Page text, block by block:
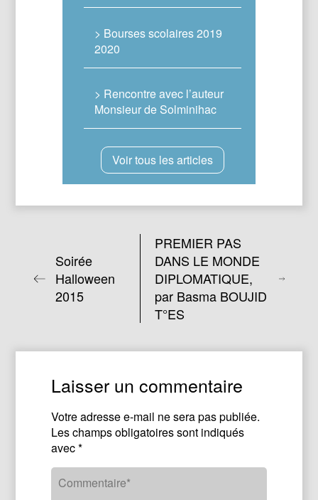
> Bourses scolaires 2019
2020
> Rencontre avec l’auteur
Monsieur de Solminihac
Voir tous les articles
Soirée
Halloween
2015
PREMIER PAS
DANS LE MONDE
DIPLOMATIQUE,
par Basma BOUJID
T°ES
Laisser un commentaire
Votre adresse e-mail ne sera pas publiée.
Les champs obligatoires sont indiqués
avec*